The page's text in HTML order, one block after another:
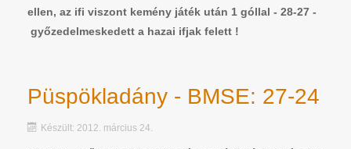
ellen, az ifi viszont kemény játék után 1 góllal - 28-27 -
győzedelmeskedett a hazai ifjak felett !
Püspökladány - BMSE: 27-24
Készült: 2012. március 24.